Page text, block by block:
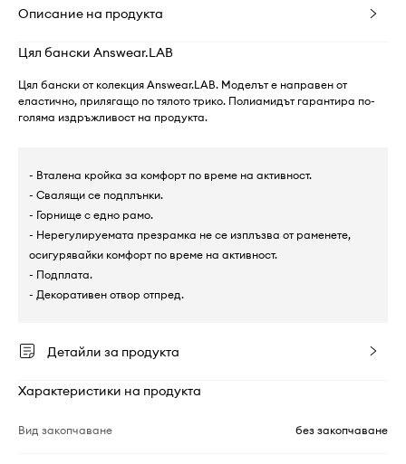
Описание на продукта
Цял бански Answear.LAB
Цял бански от колекция Answear.LAB. Моделът е направен от
еластично, прилягащо по тялото трико. Полиамидът гарантира по-
голяма издръжливост на продукта.
- Вталена кройка за комфорт по време на активност.
- Свалящи се подплънки.
- Горнище с едно рамо.
- Нерегулируемата презрамка не се изплъзва от раменете,
осигурявайки комфорт по време на активност.
- Подплата.
- Декоративен отвор отпред.
Детайли за продукта
Характеристики на продукта
Вид закопчаване без закопчаване